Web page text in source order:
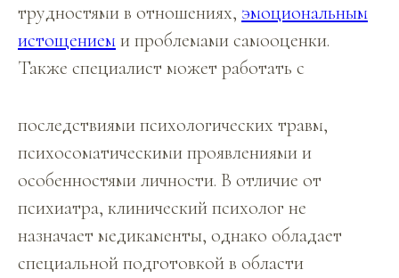
трудностями в отношениях, эмоциональным
истощениеми проблемами самооценки.
Также специалист может работать с
последствиями психологических травм,
психосоматическими проявлениями и
особенностями личности. В отличие от
психиатра, клинический психолог не
назначает медикаменты, однако обладает
специальной подготовкой в области